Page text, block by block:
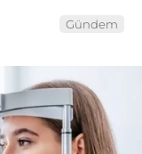
Gündem